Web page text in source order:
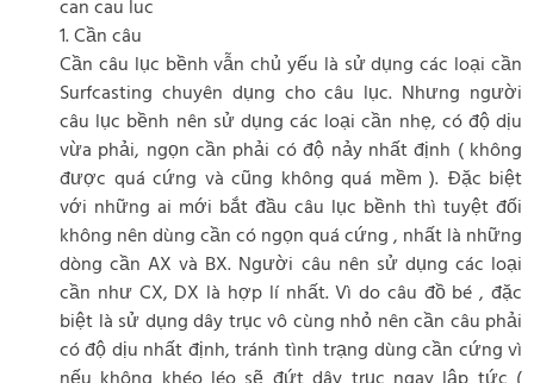
can cau luc
1. Cần câu
Cần câu lục bềnh vẫn chủ yếu là sử dụng các loại cần
Surfcasting chuyên dụng cho câu lục. Nhưng người
câu lục bềnh nên sử dụng các loại cần nhẹ, có độ dịu
vừa phải, ngọn cần phải có độ nảy nhất định ( không
được quá cứng và cũng không quá mềm ). Đặc biệt
với những ai mới bắt đầu câu lục bềnh thì tuyệt đối
không nên dùng cần có ngọn quá cứng , nhất là những
dòng cần AX và BX. Người câu nên sử dụng các loại
cần như CX, DX là hợp lí nhất. Vì do câu đồ bé , đặc
biệt là sử dụng dây trục vô cùng nhỏ nên cần câu phải
có độ dịu nhất định, tránh tình trạng dùng cần cứng vì